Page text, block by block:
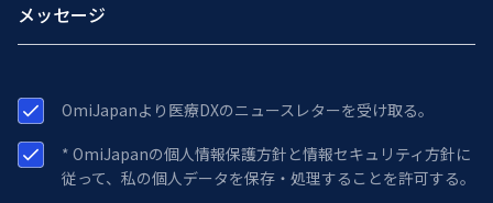
OmiJapanより医療DXのニュースレターを受け取る。
* OmiJapanの個人情報保護方針と情報セキュリティ方針に
従って、私の個人データを保存・処理することを許可する。